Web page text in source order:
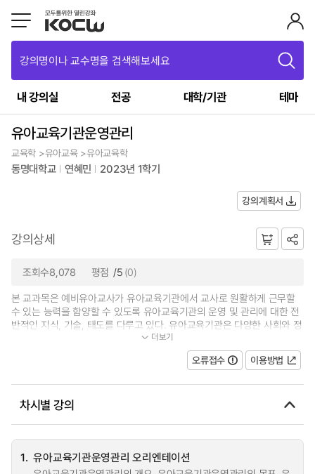
강의명이나 교수명을 검색해보세요
내 강의실 전공 대학/기관 테마
유아교육기관운영관리
교육학 >유아교육 >유아교육학
동명대학교 연혜민 2023년 1학기
강의계획서
강의상세
조회수8,078 평점 /5 (0)
본 교과목은 예비유아교사가 유아교육기관에서 교사로 원활하게 근무할
수 있는 능력을 함양할 수 있도록 유아교육기관의 운영 및 관리에 대한 전
반적인 지식, 기술, 태도를 다루고 있다. 유아교육기관은 다양한 사회와 정
더보기
오류접수 이용방법
차시별 강의
1. 유아교육기관운영관리 오리엔테이션